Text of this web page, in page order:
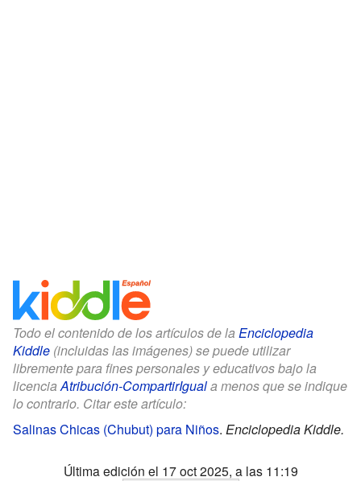
Todo el contenido de los artículos de la Enciclopedia
Kiddle (incluidas las imágenes) se puede utilizar
libremente para fines personales y educativos bajo la
licenciaAtribución-CompartirIguala menos que se indique
lo contrario. Citar este artículo:
Salinas Chicas (Chubut) para Niños. Enciclopedia Kiddle.
Última edición el 17 oct 2025, a las 11:19